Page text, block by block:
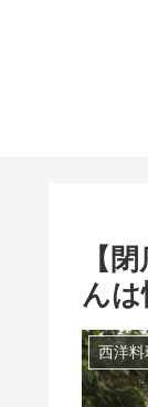
【
ん
西洋料